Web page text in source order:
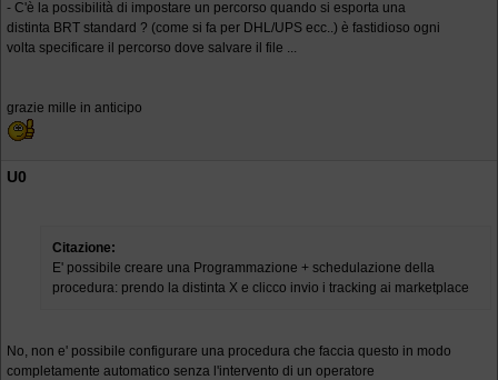
- C'è la possibilità di impostare un percorso quando si esporta una
distinta BRT standard ? (come si fa per DHL/UPS ecc..) è fastidioso ogni
volta specificare il percorso dove salvare il file ...
grazie mille in anticipo
U0
Citazione:
E' possibile creare una Programmazione + schedulazione della
procedura: prendo la distinta X e clicco invio i tracking ai marketplace
No, non e' possibile configurare una procedura che faccia questo in modo
completamente automatico senza l'intervento di un operatore